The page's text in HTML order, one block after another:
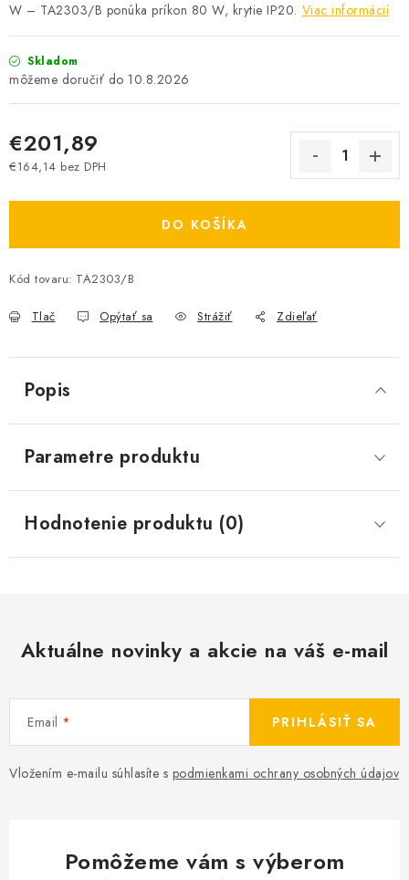
Obchodné podmienky
Podmienky ochrany osobných údajov
O nás - MEGALED & JANTON Zákamenné
Zľavy pre profíkov
W – TA2303/B ponúka príkon 80 W, krytie IP20. Viac informácií
Skladom
10.8.2026
€201,89
€164,14 bez DPH
DO KOŠÍKA
Kód tovaru: TA2303/B
Tlač Opýtať sa Strážiť Zdieľať
Popis
Parametre produktu
Hodnotenie produktu (0)
Aktuálne novinky a akcie na váš e-mail
Email
Vložením e-mailu súhlasíte s podmienkami ochrany osobných údajov
PRIHLÁSIŤ SA
Pomôžeme vám s výberom